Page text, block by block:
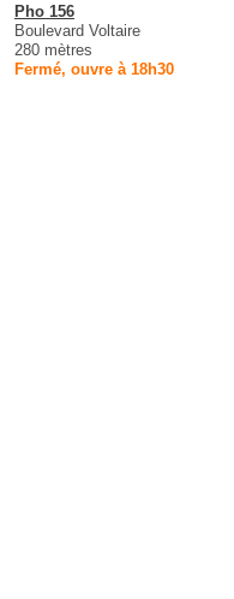
Pho 156
Boulevard Voltaire
280 mètres
Fermé, ouvre à 18h30